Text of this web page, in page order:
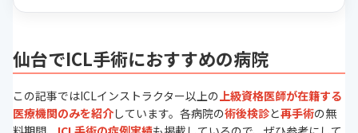
仙台でICL手術におすすめの病院
この記事ではICLインストラクター以上の上級資格医師が在籍する
医療機関のみを紹介しています。各病院の術後検診と再手術の無